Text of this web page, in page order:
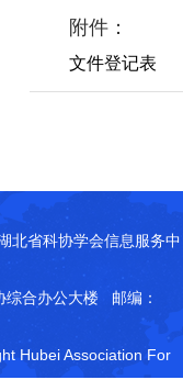
附件：
文件登记表
省科协学会信息服务中
综合办公大楼 邮编：
Hubei Association For